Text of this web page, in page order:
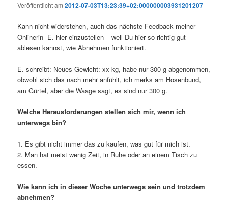
Veröffentlicht am2012-07-03T13:23:39+02:000000003931201207
Kann nicht widerstehen, auch das nächste Feedback meiner
Onlinerin E. hier einzustellen – weil Du hier so richtig gut
ablesen kannst, wie Abnehmen funktioniert.
E. schreibt: Neues Gewicht: xx kg, habe nur 300 g abgenommen,
obwohl sich das nach mehr anfühlt, ich merks am Hosenbund,
am Gürtel, aber die Waage sagt, es sind nur 300 g.
Welche Herausforderungen stellen sich mir, wenn ich
unterwegs bin?
1. Es gibt nicht immer das zu kaufen, was gut für mich ist.
2. Man hat meist wenig Zeit, in Ruhe oder an einem Tisch zu
essen.
Wie kann ich in dieser Woche unterwegs sein und trotzdem
abnehmen?